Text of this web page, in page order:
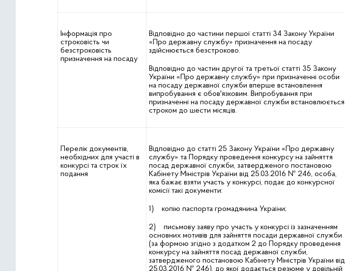
Інформація про
строковість чи
безстроковість
призначення на посаду
Відповідно до частини першої статті 34 Закону України
«Про державну службу» призначення на посаду
здійснюється безстроково.
Відповідно до частин другої та третьої статті 35 Закону
України «Про державну службу» при призначенні особи
на посаду державної служби вперше встановлення
випробування є обов'язковим. Випробування при
призначенні на посаду державної служби встановлюється
строком до шести місяців.
Перелік документів,
необхідних для участі в
конкурсі та строк їх
подання
Відповідно до статті 25 Закону України «Про державну
службу» та Порядку проведення конкурсу на зайняття
посад державної служби, затвердженого постановою
Кабінету Міністрів України від 25.03.2016 № 246, особа,
яка бажає взяти участь у конкурсі, подає до конкурсної
комісії такі документи:
1) копію паспорта громадянина України;
2) письмову заяву про участь у конкурсі із зазначенням
основних мотивів для зайняття посади державної служби
(за формою згідно з додатком 2 до Порядку проведення
конкурсу на зайняття посад державної служби,
затвердженого постановою Кабінету Міністрів України від
25.03.2016 № 246), до якої додається резюме у довільній